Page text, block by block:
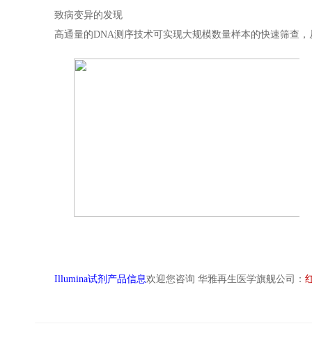
致病变异的发现
高通量的DNA测序技术可实现大规模数量样本的快速筛查
Illumina试剂产品信息欢迎您咨询 华雅再生医学旗舰公司：